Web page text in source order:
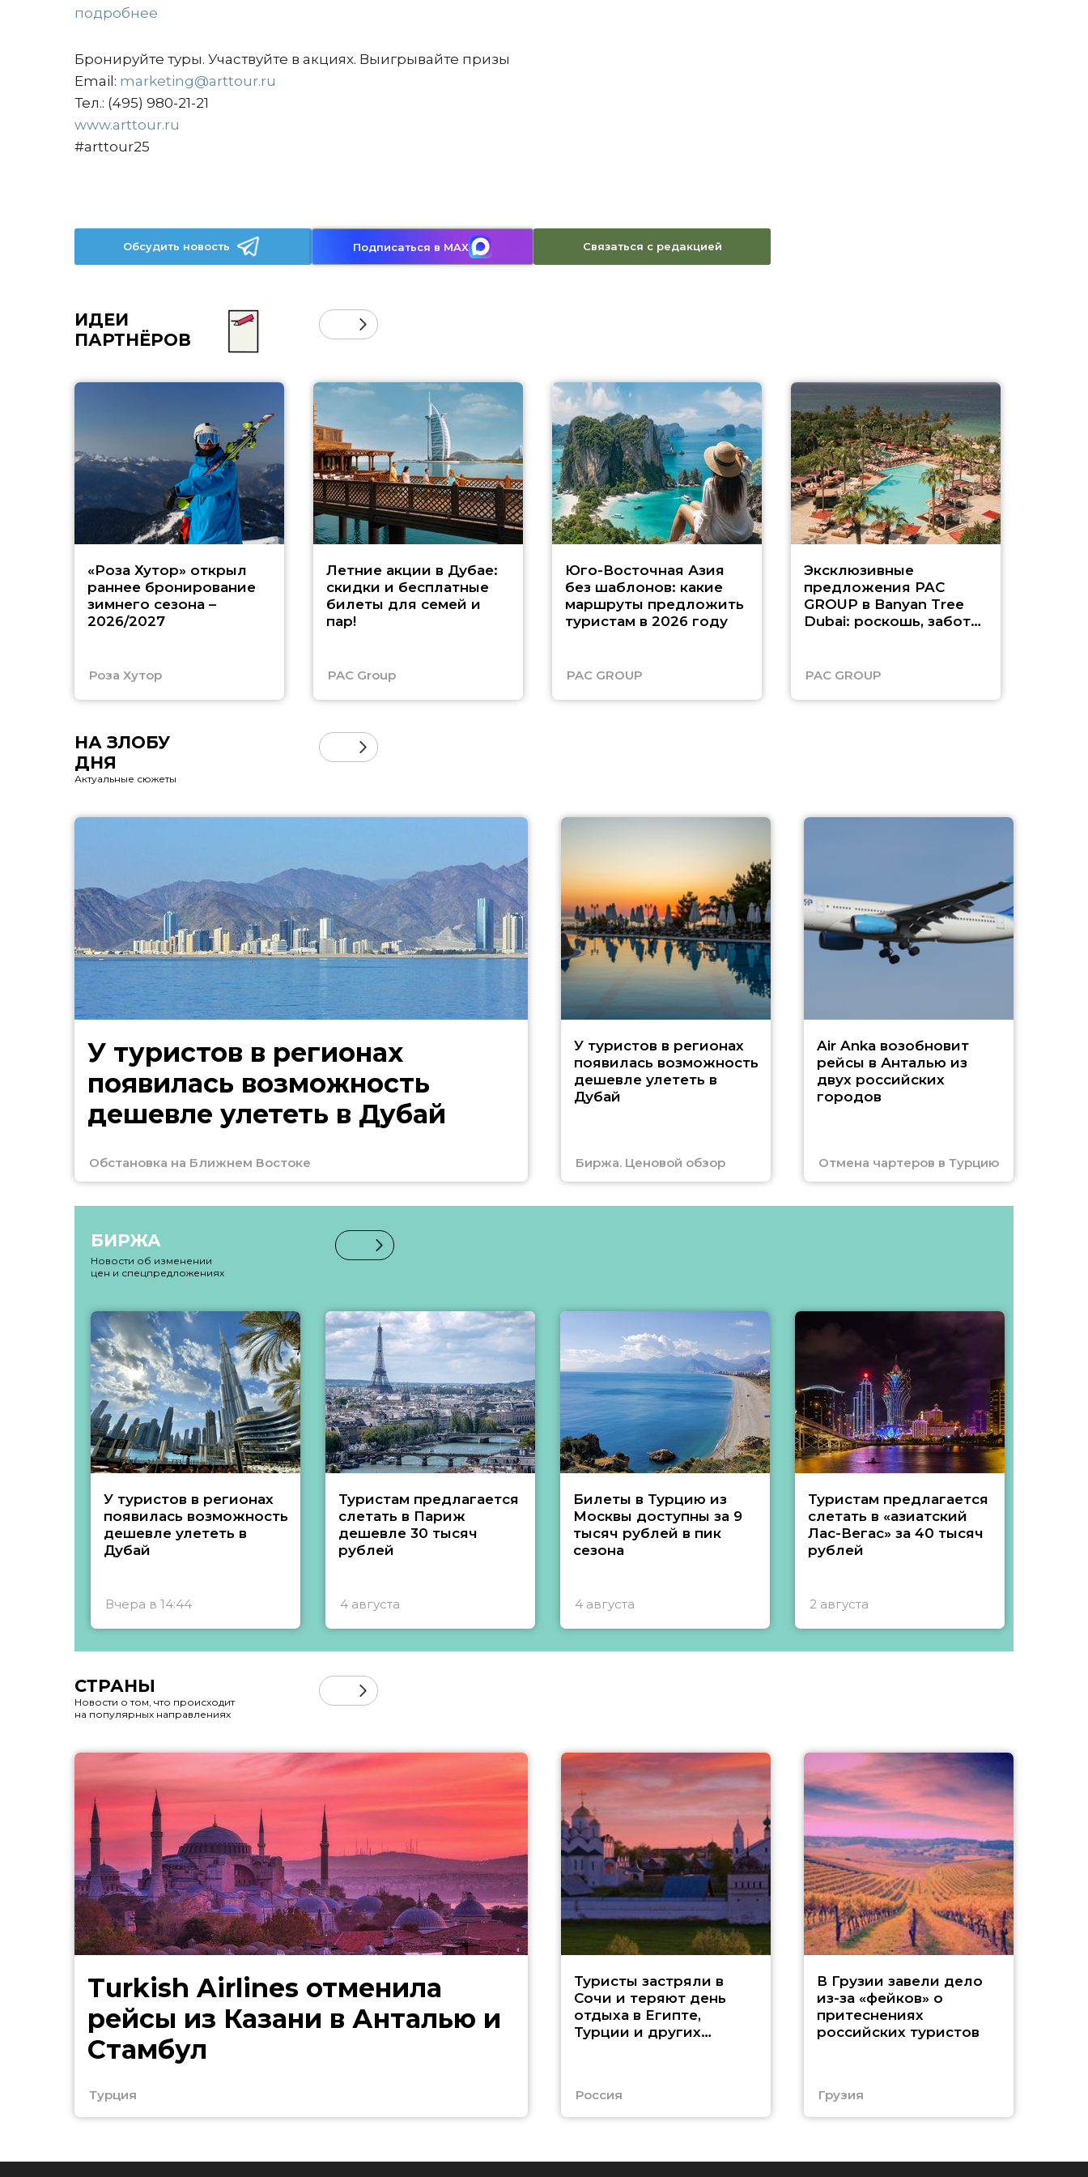
подробнее
Бронируйте туры. Участвуйте в акциях. Выигрывайте призы
Email: marketing@arttour.ru
Тел.: (495) 980-21-21
www.arttour.ru
#arttour25
Обсудить новость Подписаться в MAX Связаться с редакцией
ИДЕИ
ПАРТНЁРОВ
«Роза Хутор» открыл
раннее бронирование
зимнего сезона –
2026/2027
Роза Хутор
Летние акции в Дубае:
скидки и бесплатные
билеты для семей и
пар!
PAC Group
Юго-Восточная Азия
без шаблонов: какие
маршруты предложить
туристам в 2026 году
PAC GROUP
Эксклюзивные
предложения PAC
GROUP в Banyan Tree
Dubai: роскошь, забота
PAC GROUP
НА ЗЛОБУ
ДНЯ
Актуальные сюжеты
У туристов в регионах
появилась возможность
дешевле улететь в Дубай
Обстановка на Ближнем Востоке
У туристов в регионах
появилась возможность
дешевле улететь в
Дубай
Биржа. Ценовой обзор
Air Anka возобновит
рейсы в Анталью из
двух российских
городов
Отмена чартеров в Турцию
БИРЖА
Новости об изменении
цен и спецпредложениях
У туристов в регионах
появилась возможность
дешевле улететь в
Дубай
Вчера в 14:44
Туристам предлагается
слетать в Париж
дешевле 30 тысяч
рублей
4 августа
Билеты в Турцию из
Москвы доступны за 9
тысяч рублей в пик
сезона
4 августа
Туристам предлагается
слетать в «азиатский
Лас-Вегас» за 40 тысяч
рублей
2 августа
СТРАНЫ
Новости о том, что происходит
на популярных направлениях
Turkish Airlines отменила
рейсы из Казани в Анталью и
Стамбул
Турция
Туристы застряли в
Сочи и теряют день
отдыха в Египте,
Турции и других
Россия
В Грузии завели дело
из-за «фейков» о
притеснениях
российских туристов
Грузия